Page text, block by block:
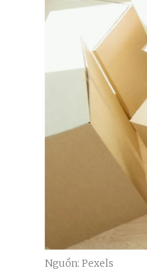
Nguồn: Pexels